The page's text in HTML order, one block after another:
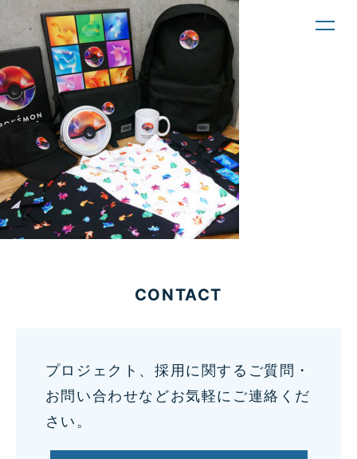
CONTACT
プロジェクト、採用に関するご質問・
お問い合わせなどお気軽にご連絡くだ
さい。